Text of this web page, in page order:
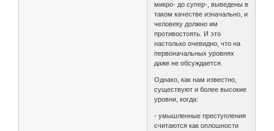
микро- до супер-, выведены в
таком качестве изначально, и
человеку должно им
противостоять. И это
настолько очевидно, что на
первоначальных уровнях
даже не обсуждается.
Однако, как нам известно,
существуют и более высокие
уровни, когда:
- умышленные преступления
считаются как оплошности